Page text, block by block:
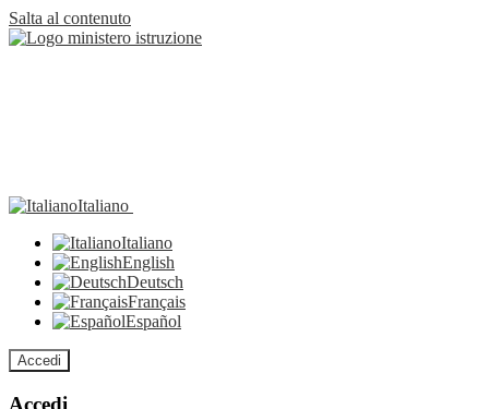
Salta al contenuto
Italiano
Italiano
English
Deutsch
Français
Español
Accedi
Accedi